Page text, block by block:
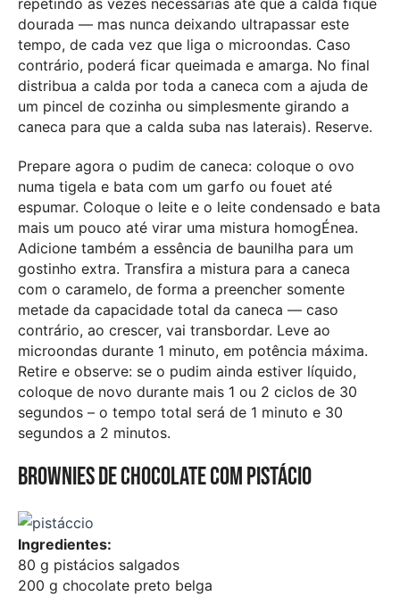
dourada — mas nunca deixando ultrapassar este
tempo, de cada vez que liga o microondas. Caso
contrário, poderá ficar queimada e amarga. No final
distribua a calda por toda a caneca com a ajuda de
um pincel de cozinha ou simplesmente girando a
caneca para que a calda suba nas laterais). Reserve.
Prepare agora o pudim de caneca: coloque o ovo
numa tigela e bata com um garfo ou fouet até
espumar. Coloque o leite e o leite condensado e bata
mais um pouco até virar uma mistura homogÉnea.
Adicione também a essência de baunilha para um
gostinho extra. Transfira a mistura para a caneca
com o caramelo, de forma a preencher somente
metade da capacidade total da caneca — caso
contrário, ao crescer, vai transbordar. Leve ao
microondas durante 1 minuto, em potência máxima.
Retire e observe: se o pudim ainda estiver líquido,
coloque de novo durante mais 1 ou 2 ciclos de 30
segundos – o tempo total será de 1 minuto e 30
segundos a 2 minutos.
Brownies de chocolate com pistácio
Ingredientes:
80 g pistácios salgados
200 g chocolate preto belga